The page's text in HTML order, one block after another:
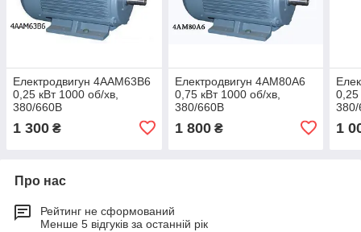
Електродвигун 4ААМ63В6
0,25 кВт 1000 об/хв,
380/660В
1 300 ₴
Електродвигун 4АМ80А6
0,75 кВт 1000 об/хв,
380/660В
1 800₴
0,25
1
Про нас
Рейтинг не сформований
Менше 5 відгуків за останній рік